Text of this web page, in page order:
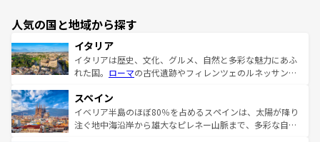
人気の国と地域から探す
イタリア
イタリアは歴史、文化、グルメ、自然と多彩な魅力にあふ
れた国。 ローマの古代遺跡やフィレンツェのルネッサンス
ろん、トスカーナの美しい田園風景やアマルフィ海岸の絶
景など、自然景観も見逃せない。観光の合間には、本場の
ピザやパスタなど、絶品のイタリア料理を堪能することも
スペイン
イベリア半島のほぼ80％を占めるスペインは、太陽が降り
注ぐ地中海沿岸から雄大なピレネー山脈まで、多彩な自然